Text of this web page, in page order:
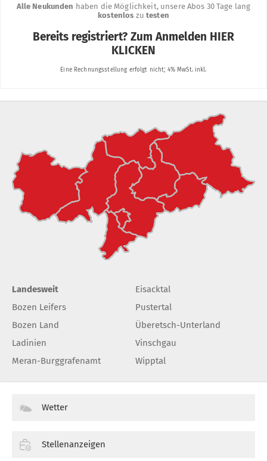
Landesweit
Bozen Leifers
Bozen Land
Ladinien
Meran-Burggrafenamt
Eisacktal
Pustertal
Überetsch-Unterland
Vinschgau
Wipptal
Wetter
Stellenanzeigen